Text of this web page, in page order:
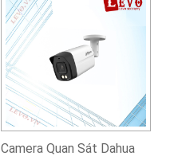
Camera Quan Sát Dahua